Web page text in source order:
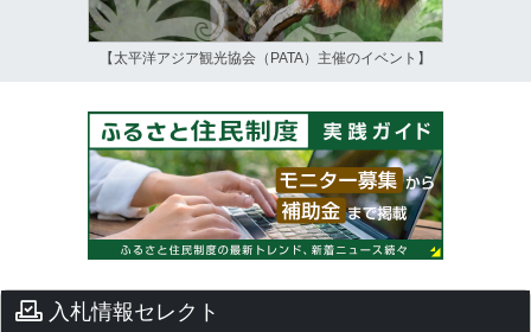
【太平洋アジア観光協会（PATA）主催のイベント】
入札情報セレクト